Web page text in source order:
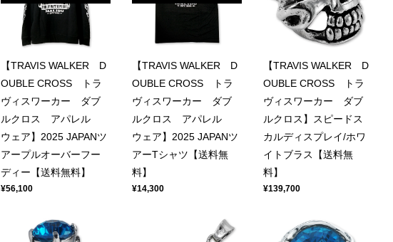
【TRAVIS WALKER D
OUBLE CROSS トラ
ヴィスワーカー ダブ
ルクロス アパレル
ウェア】2025 JAPANツ
アープルオーバーフー
ディー【送料無料】
¥56,100
【TRAVIS WALKER D
OUBLE CROSS トラ
ヴィスワーカー ダブ
ルクロス アパレル
ウェア】2025 JAPANツ
アーTシャツ【送料無
料】
¥14,300
【TRAVIS WALKER D
OUBLE CROSS トラ
ヴィスワーカー ダブ
ルクロス】スピードス
カルディスプレイ/ホワ
イトブラス【送料無
料】
¥139,700